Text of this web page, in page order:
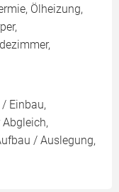
Ölheizung,
Einbau,
/ Auslegung,